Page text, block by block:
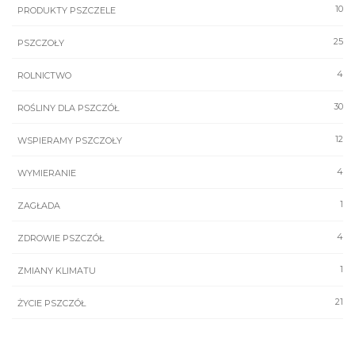
10
PRODUKTY PSZCZELE
25
PSZCZOŁY
4
ROLNICTWO
30
ROŚLINY DLA PSZCZÓŁ
12
WSPIERAMY PSZCZOŁY
4
WYMIERANIE
1
ZAGŁADA
4
ZDROWIE PSZCZÓŁ
1
ZMIANY KLIMATU
21
ŻYCIE PSZCZÓŁ